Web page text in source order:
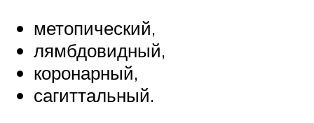
метопический,
лямбдовидный,
коронарный,
сагиттальный.